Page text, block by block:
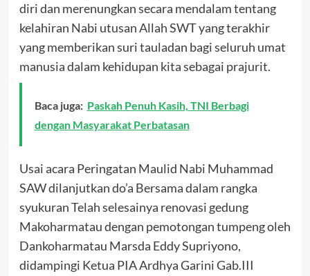
diri dan merenungkan secara mendalam tentang
kelahiran Nabi utusan Allah SWT yang terakhir
yang memberikan suri tauladan bagi seluruh umat
manusia dalam kehidupan kita sebagai prajurit.
Baca juga: Paskah Penuh Kasih, TNI Berbagi
dengan Masyarakat Perbatasan
Usai acara Peringatan Maulid Nabi Muhammad
SAW dilanjutkan do’a Bersama dalam rangka
syukuran Telah selesainya renovasi gedung
Makoharmatau dengan pemotongan tumpeng oleh
Dankoharmatau Marsda Eddy Supriyono,
didampingi Ketua PIA Ardhya Garini Gab.III